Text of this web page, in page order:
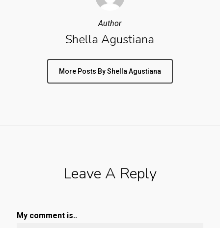
Author
Shella Agustiana
More Posts By Shella Agustiana
Leave A Reply
My comment is..